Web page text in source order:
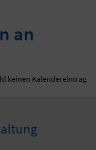
an
keinen Kalendereintrag